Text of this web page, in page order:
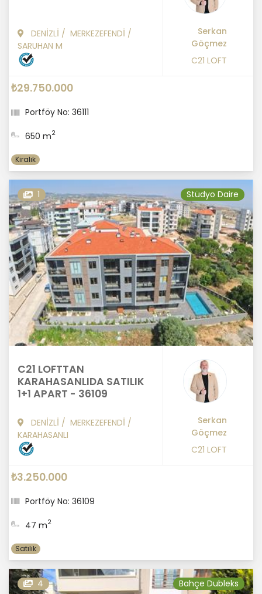
DENİZLİ / MERKEZEFENDİ /
SARUHAN M
Serkan
Göçmez
C21 LOFT
₺29.750.000
Portföy No: 36111
650 m2
Kiralık
1 Stüdyo Daire
C21 LOFTTAN
KARAHASANLIDA SATILIK
1+1 APART - 36109
DENİZLİ / MERKEZEFENDİ /
KARAHASANLI
Serkan
Göçmez
C21 LOFT
₺3.250.000
Portföy No: 36109
47 m2
Satılık
4 Bahçe Dubleks